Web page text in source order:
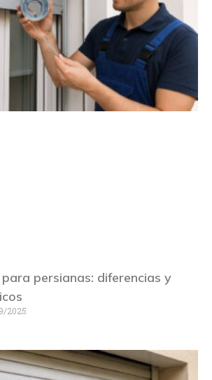
persianas: diferencias y
2025